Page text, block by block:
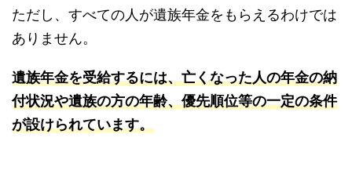
ただし、すべての人が遺族年金をもらえるわけでは
ありません。
遺族年金を受給するには、亡くなった人の年金の納
付状況や遺族の方の年齢、優先順位等の一定の条件
が設けられています。